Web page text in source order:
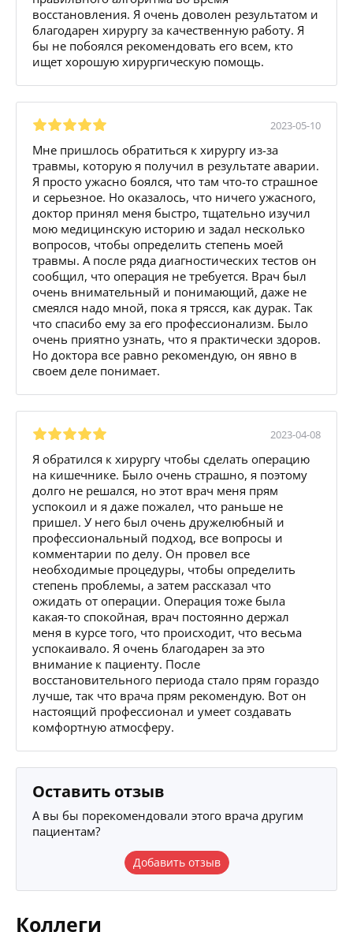
восстановления. Я очень доволен результатом и
благодарен хирургу за качественную работу. Я
бы не побоялся рекомендовать его всем, кто
ищет хорошую хирургическую помощь.
2023-05-10
Мне пришлось обратиться к хирургу из-за
травмы, которую я получил в результате аварии.
Я просто ужасно боялся, что там что-то страшное
и серьезное. Но оказалось, что ничего ужасного,
доктор принял меня быстро, тщательно изучил
мою медицинскую историю и задал несколько
вопросов, чтобы определить степень моей
травмы. А после ряда диагностических тестов он
сообщил, что операция не требуется. Врач был
очень внимательный и понимающий, даже не
смеялся надо мной, пока я трясся, как дурак. Так
что спасибо ему за его профессионализм. Было
очень приятно узнать, что я практически здоров.
Но доктора все равно рекомендую, он явно в
своем деле понимает.
2023-04-08
Я обратился к хирургу чтобы сделать операцию
на кишечнике. Было очень страшно, я поэтому
долго не решался, но этот врач меня прям
успокоил и я даже пожалел, что раньше не
пришел. У него был очень дружелюбный и
профессиональный подход, все вопросы и
комментарии по делу. Он провел все
необходимые процедуры, чтобы определить
степень проблемы, а затем рассказал что
ожидать от операции. Операция тоже была
какая-то спокойная, врач постоянно держал
меня в курсе того, что происходит, что весьма
успокаивало. Я очень благодарен за это
внимание к пациенту. После
восстановительного периода стало прям гораздо
лучше, так что врача прям рекомендую. Вот он
настоящий профессионал и умеет создавать
комфортную атмосферу.
Оставить отзыв
А вы бы порекомендовали этого врача другим
пациентам?
Добавить отзыв
Коллеги